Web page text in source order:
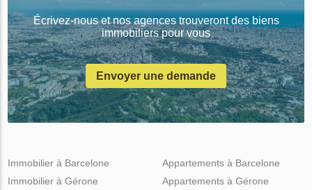
Écrivez-nous et nos agences trouveront des biens
immobiliers pour vous
Envoyer une demande
Immobilier à Barcelone
Immobilier à Gérone
Appartements à Barcelone
Appartements à Gérone